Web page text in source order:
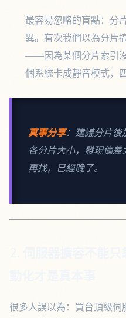
最容易忽略的盲點：分
異。有次我們以為分片
——因為某個分片索引
個系統卡成靜音模式，
真事分享：建議分片後
各分片大小，發現偏
再找，已經晚了。
很多人誤以為：買台頂級